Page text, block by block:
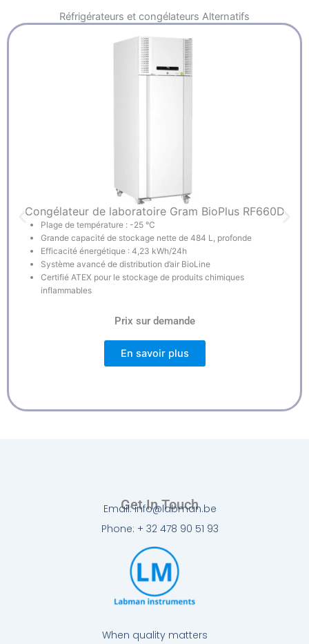
Réfrigérateurs et congélateurs Alternatifs
Congélateur de laboratoire Gram BioPlus RF660D
Plage de température : -25 °C
Grande capacité de stockage nette de 484 L, profonde
Efficacité énergétique : 4,23 kWh/24h
Système avancé de distribution d’air BioLine
Certifié ATEX pour le stockage de produits chimiques
inflammables
Prix sur demande
En savoir plus
When quality matters
Get In Touch
Email: info@labman.be
Phone: + 32 478 90 51 93